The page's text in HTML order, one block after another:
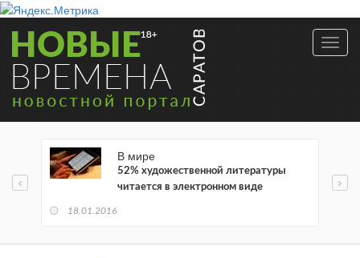
В мире
52% художественной литературы
читается в электронном виде
18.01.2016